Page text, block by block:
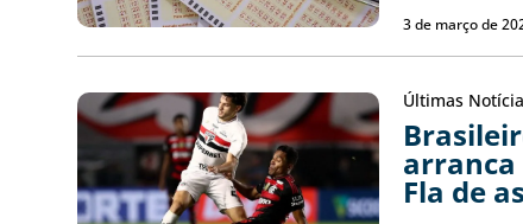
3 de março de
Últimas
arranca
Fla de